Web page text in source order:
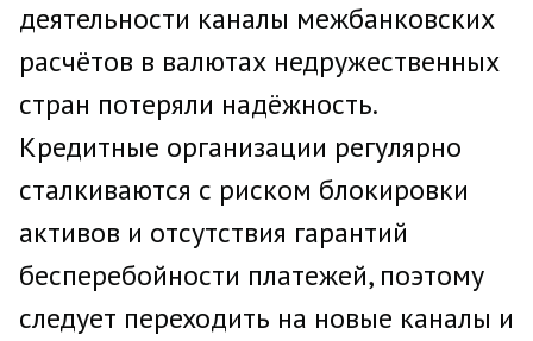
деятельности каналы межбанковских
расчётов в валютах недружественных
стран потеряли надёжность.
Кредитные организации регулярно
сталкиваются с риском блокировки
активов и отсутствия гарантий
бесперебойности платежей, поэтому
следует переходить на новые каналы и